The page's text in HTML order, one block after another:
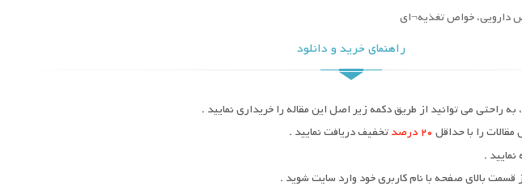
دارویی، خواص تغذیه¬ای
راهنمای خرید و دانلود
راحتی می توانید از طریق دکمه زیر اصل این مقاله را خریداری نمایید .
را با حداقل 20 درصد تخفیف دریافت نمایید .
نمایید .
بالای صفحه با نام کاربری خود وارد سایت شوید .